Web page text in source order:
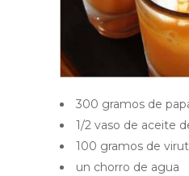
300 gramos de
1/2 vaso de aceite
100 gramos de
un chorro de agua